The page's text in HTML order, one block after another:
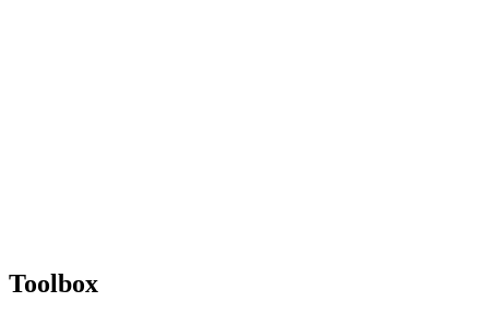
Toolbox